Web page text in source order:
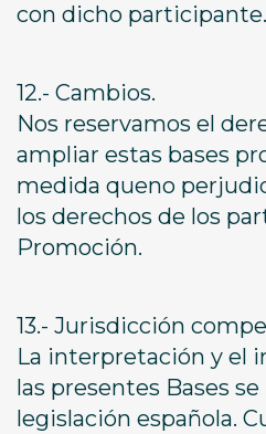
con dicho participante.
12.- Cambios.
Nos reservamos el
ampliar estas bases
medida queno
los derechos de los
Promoción.
13.- Jurisdicción
La interpretación y el
las presentes Bases
legislación española.